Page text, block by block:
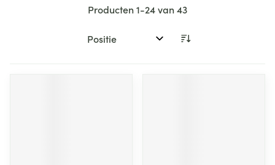
Producten1-24van43
Sorteer op: